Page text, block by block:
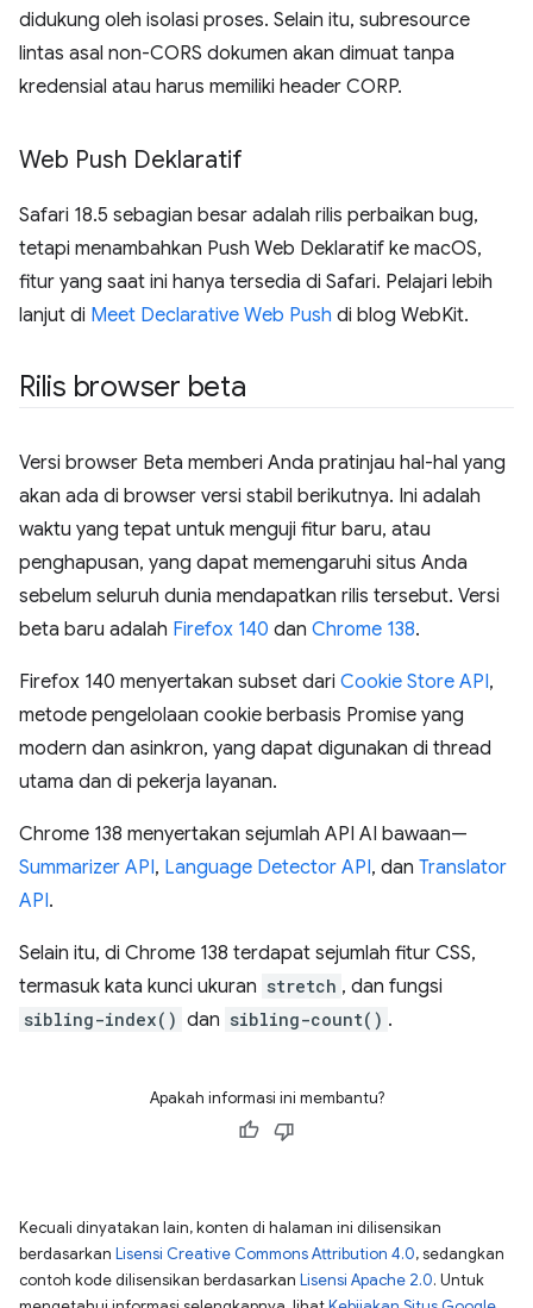
didukung oleh isolasi proses. Selain itu, subresource
lintas asal non-CORS dokumen akan dimuat tanpa
kredensial atau harus memiliki header CORP.
Web Push Deklaratif
Safari 18.5 sebagian besar adalah rilis perbaikan bug,
tetapi menambahkan Push Web Deklaratif ke macOS,
fitur yang saat ini hanya tersedia di Safari. Pelajari lebih
lanjut di Meet Declarative Web Push di blog WebKit.
Rilis browser beta
Versi browser Beta memberi Anda pratinjau hal-hal yang
akan ada di browser versi stabil berikutnya. Ini adalah
waktu yang tepat untuk menguji fitur baru, atau
penghapusan, yang dapat memengaruhi situs Anda
sebelum seluruh dunia mendapatkan rilis tersebut. Versi
beta baru adalah Firefox 140 dan Chrome 138.
Firefox 140 menyertakan subset dari Cookie Store API,
metode pengelolaan cookie berbasis Promise yang
modern dan asinkron, yang dapat digunakan di thread
utama dan di pekerja layanan.
Chrome 138 menyertakan sejumlah API AI bawaan—
Summarizer API, Language Detector API, dan Translator
API.
Selain itu, di Chrome 138 terdapat sejumlah fitur CSS,
termasuk kata kunci ukuran stretch , dan fungsi
sibling-index() dan sibling-count() .
Apakah informasi ini membantu?
Kecuali dinyatakan lain, konten di halaman ini dilisensikan
berdasarkan Lisensi Creative Commons Attribution 4.0, sedangkan
contoh kode dilisensikan berdasarkan Lisensi Apache 2.0. Untuk